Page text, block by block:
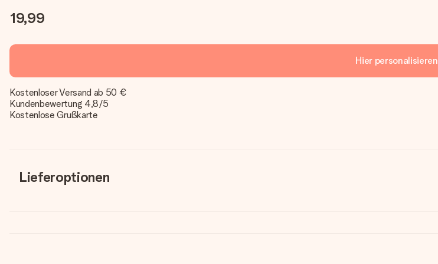
19,99
Hier personalisieren
Kostenloser Versand ab 50 €
Kundenbewertung 4,8/5
Kostenlose Grußkarte
Lieferoptionen